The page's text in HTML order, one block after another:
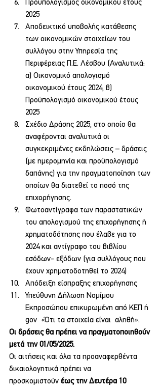
Προϋπολογισμός οικονομικού έτους
2025
Αποδεικτικό υποβολής κατάθεσης
των οικονομικών στοιχείων του
συλλόγου στην Υπηρεσία της
Περιφέρειας Π.Ε. Λέσβου (Αναλυτικά:
α) Οικονομικό απολογισμό
οικονομικού έτους 2024, β)
Προϋπολογισμό οικονομικού έτους
2025
Σχέδιο Δράσης 2025, στο οποίο θα
αναφέρονται αναλυτικά οι
συγκεκριμένες εκδηλώσεις – δράσεις
(με ημερομηνία και προϋπολογισμό
δαπάνης) για την πραγματοποίηση των
οποίων θα διατεθεί το ποσό της
επιχορήγησης.
Φωτοαντίγραφα των παραστατικών
του απολογισμού της επιχορήγησης ή
χρηματοδότησης που έλαβε για το
2024 και αντίγραφο του βιβλίου
εσόδων- εξόδων (για συλλόγους που
έχουν χρηματοδοτηθεί το 2024)
Απόδειξη είσπραξης επιχορήγησης
Υπεύθυνη Δήλωση Νομίμου
Εκπροσώπου επικυρωμένη από ΚΕΠ ή
gov  «Ότι τα στοιχεία είναι  αληθή».
Οι δράσεις θα πρέπει να πραγματοποιηθούν
μετά την 01/05/2025.
Οι αιτήσεις και όλα τα προαναφερθέντα
δικαιολογητικά πρέπει να
προσκομιστούν έως την Δευτέρα 10